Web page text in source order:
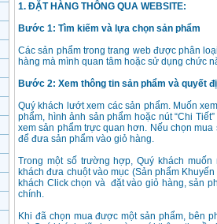
1. ĐẶT HÀNG THÔNG QUA WEBSITE:
Bước 1: Tìm kiếm và lựa chọn sản phẩm
Các sản phẩm trong trang web được phân
hàng mà mình quan tâm hoặc sử dụng chức
Bước 2: Xem thông tin sản phẩm và quyết
Quý khách lướt xem các sản phẩm. Muốn
phẩm, hình ảnh sản phẩm hoặc nút “Chi
xem sản phẩm trực quan hơn. Nếu chọn
để đưa sản phẩm vào giỏ hàng.
Trong một số trường hợp, Quý khách muốn
khách đưa chuột vào mục (Sản phẩm
khách Click chọn và đặt vào giỏ hàng, sản
chính.
Khi đã chọn mua được một sản phẩm, bên